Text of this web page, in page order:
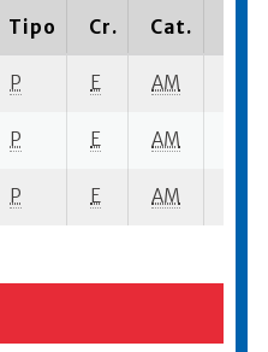
Tipo Cr. Cat.
P E AM
P E AM
P E AM